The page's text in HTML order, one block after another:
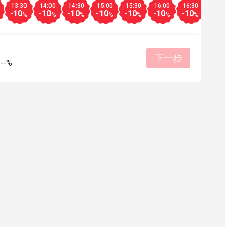
13:30
-10%
14:00
-10%
14:30
-10%
15:00
-10%
15:30
-10%
16:00
-10%
16:30
-10%
--% 下一步